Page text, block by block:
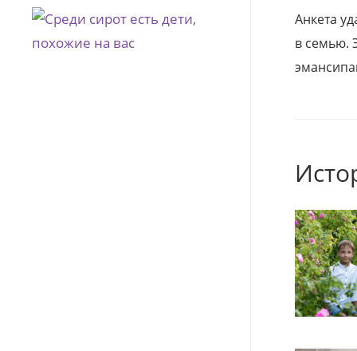
Анкета
в семью.